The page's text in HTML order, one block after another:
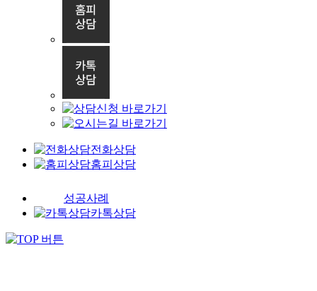
전화상담
홈피상담
성공사례
카톡상담